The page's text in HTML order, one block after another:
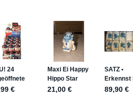
Für die Figuren VC307, 310, 318 und 326
mein Enkel hat die leider weggeworfen
jan-lukas:
geschrieben am: 29. 4. 2026 -
https://www.ferrero-
sammelspass.de/einladung/
jan-lukas:
geschrieben am: 28. 4. 2026 -
stimmt, jetzt fällt es mir auch ein
*Bussi*
geschrieben am: 28. 4.
So habe ich das in Erinnerung ... oder?